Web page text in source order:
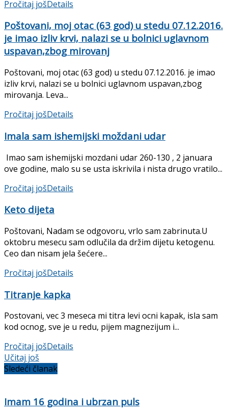
Pročitaj jošDetails
Poštovani, moj otac (63 god) u stedu 07.12.2016.
je imao izliv krvi, nalazi se u bolnici uglavnom
uspavan,zbog mirovanj
Poštovani, moj otac (63 god) u stedu 07.12.2016. je imao
izliv krvi, nalazi se u bolnici uglavnom uspavan,zbog
mirovanja. Leva...
Pročitaj jošDetails
Imala sam ishemijski moždani udar
Imao sam ishemijski mozdani udar 260-130 , 2 januara
ove godine, malo su se usta iskrivila i nista drugo vratilo...
Pročitaj jošDetails
Keto dijeta
Poštovani, Nadam se odgovoru, vrlo sam zabrinuta.U
oktobru mesecu sam odlučila da držim dijetu ketogenu.
Ceo dan nisam jela šećere...
Pročitaj jošDetails
Titranje kapka
Postovani, vec 3 meseca mi titra levi ocni kapak, isla sam
kod ocnog, sve je u redu, pijem magnezijum i...
Pročitaj jošDetails
Učitaj još
Sledeći članak
Imam 16 godina i ubrzan puls